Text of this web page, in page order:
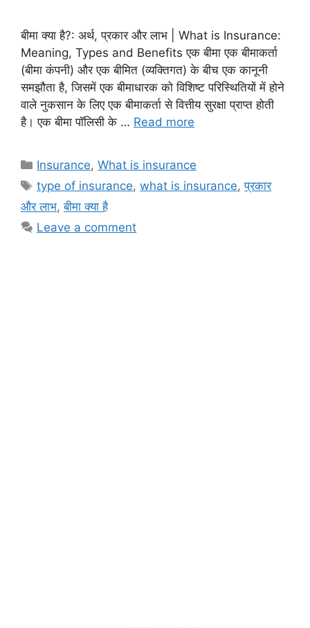
बीमा क्या है?: अर्थ, प्रकार और लाभ | What is Insurance:
Meaning, Types and Benefits एक बीमा एक बीमाकर्ता
(बीमा कंपनी) और एक बीमित (व्यक्तिगत) के बीच एक कानूनी
समझौता है, जिसमें एक बीमाधारक को विशिष्ट परिस्थितियों में होने
वाले नुकसान के लिए एक बीमाकर्ता से वित्तीय सुरक्षा प्राप्त होती
है। एक बीमा पॉलिसी के … Read more
Categories
Insurance,What is insurance
Tags
type of insurance,what is insurance,प्रकार
और लाभ,बीमा क्या है
Leave a comment